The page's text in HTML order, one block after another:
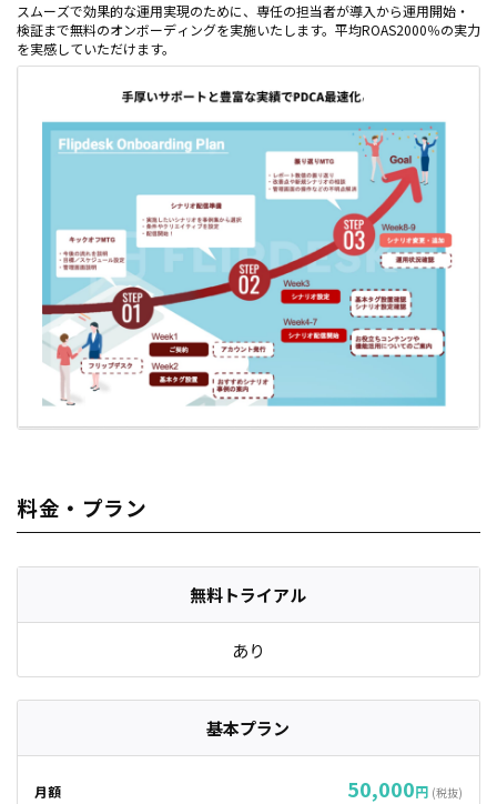
スムーズで効果的な運用実現のために、専任の担当者が導入から運用開始・
検証まで無料のオンボーディングを実施いたします。平均ROAS2000％の実力
を実感していただけます。
料金・プラン
無料トライアル
あり
基本プラン
月額 50,000円 (税抜)